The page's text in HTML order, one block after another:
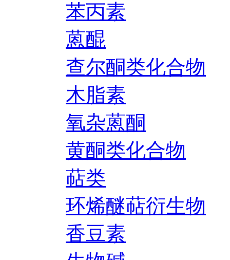
苯丙素
蒽醌
查尔酮类化合物
木脂素
氧杂蒽酮
黄酮类化合物
萜类
环烯醚萜衍生物
香豆素